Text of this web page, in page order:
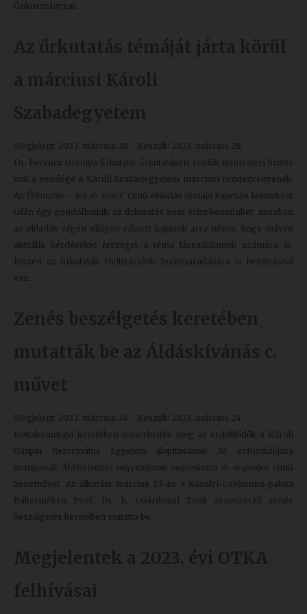
Önkormányzat.
Az űrkutatás témáját járta körül
a márciusi Károli
Szabadegyetem
Megjelent: 2023. március 28.
Készült: 2023. március 28.
Dr. Ferencz Orsolya űrkutató, űrkutatásért felelős miniszteri biztos
volt a vendége a Károli Szabadegyetem márciusi rendezvényének.
Az Űrkutatás – kik és miért? című előadás témája kapcsán laikusként
talán úgy gondolhatjuk, az űrkutatás nem érint bennünket, azonban
az előadás végén világos választ kaptunk arra nézve, hogy milyen
aktuális kérdéseket feszeget a téma társadalmunk számára is,
hiszen az űrkutatás civilizációnk fennmaradására is befolyással
van.
Zenés beszélgetés keretében
mutatták be az Áldáskívánás c.
művet
Megjelent: 2023. március 24.
Készült: 2023. március 24.
Kottabemutató keretében ismerhették meg az érdeklődők a Károli
Gáspár Református Egyetem alapításának 30. évfordulójára
komponált Áldáskívánás négyszólamú vegyeskarra és orgonára című
zeneművet. Az alkotást március 23-án a Károlyi-Csekonics-palota
Báltermében Prof. Dr. h. c.Gárdonyi Zsolt zeneszerző zenés
beszélgetés keretében mutatta be.
Megjelentek a 2023. évi OTKA
felhívásai